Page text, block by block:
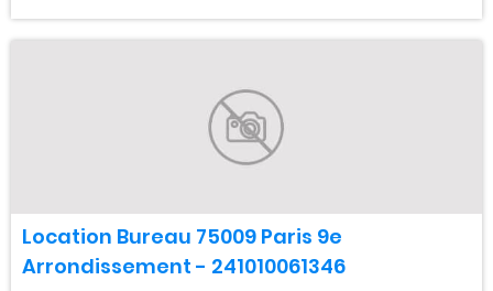
Location Bureau 75009 Paris 9e
Arrondissement - 241010061346